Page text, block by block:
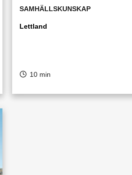
SAMHÄLLSKUNSKAP
Lettland
10 min